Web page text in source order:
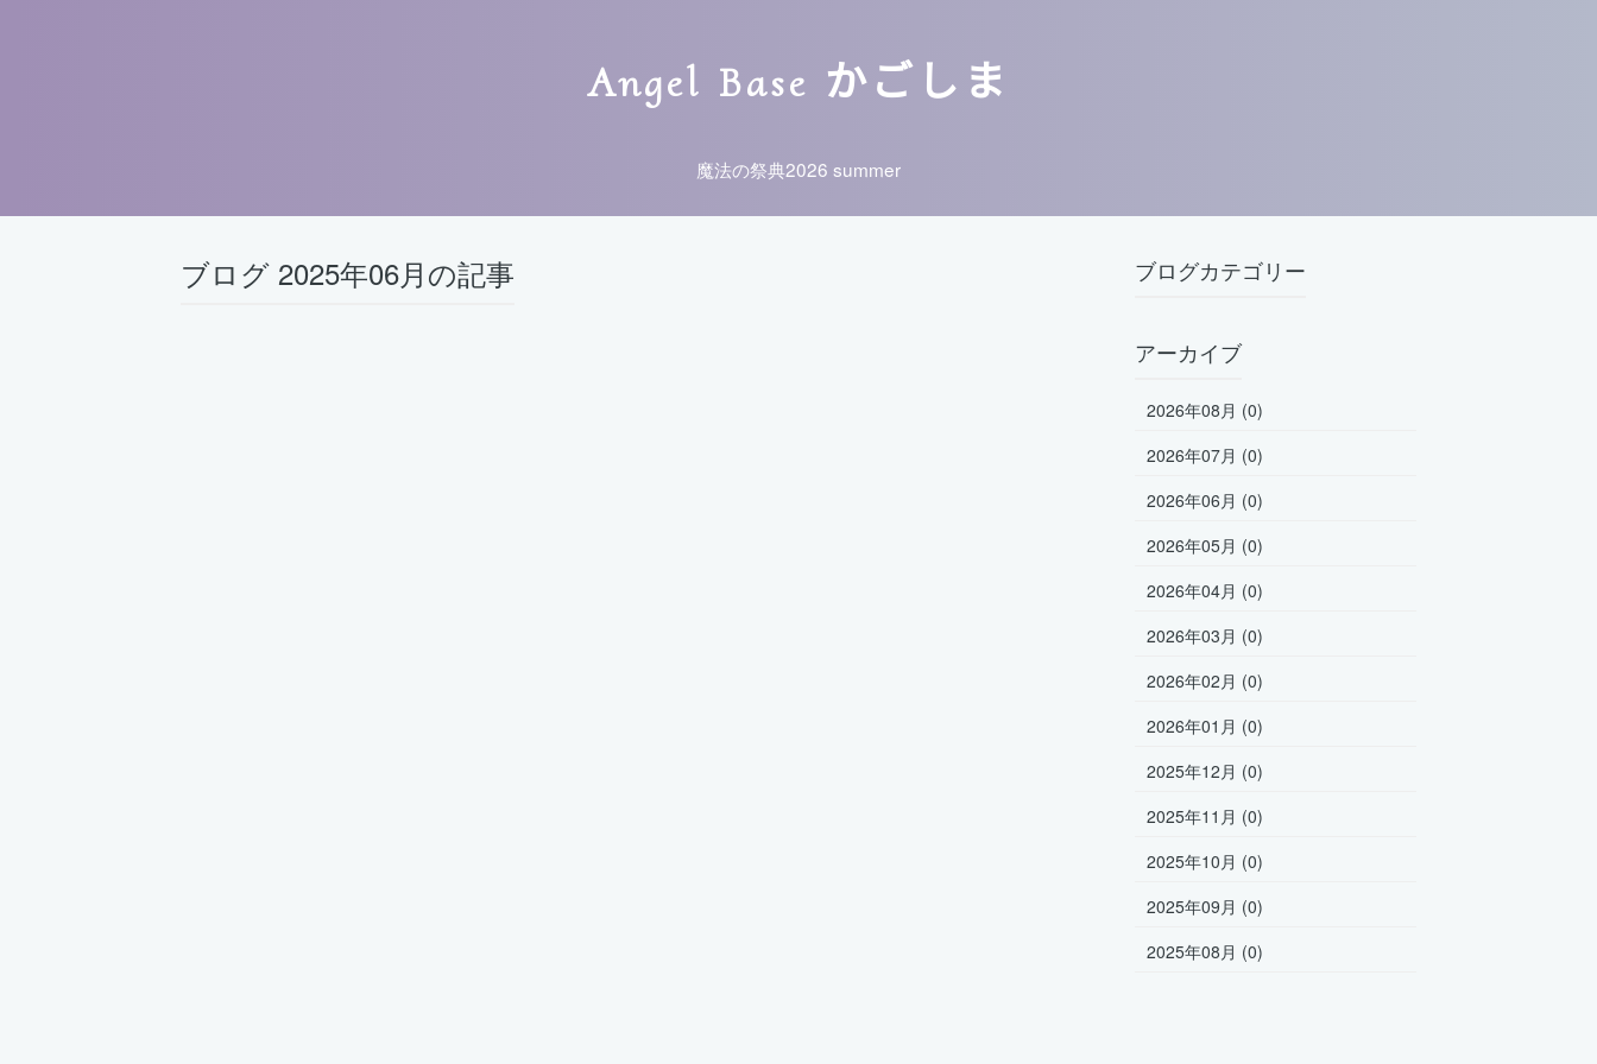
Angel Base かごしま
魔法の祭典2026 summer
ブログ 2025年06月の記事 ブログカテゴリー
アーカイブ
2026年08月 (0)
2026年07月 (0)
2026年06月 (0)
2026年05月 (0)
2026年04月 (0)
2026年03月 (0)
2026年02月 (0)
2026年01月 (0)
2025年12月 (0)
2025年11月 (0)
2025年10月 (0)
2025年09月 (0)
2025年08月 (0)